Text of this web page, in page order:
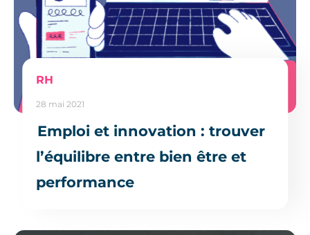
RH
28 mai 2021
Emploi et innovation : trouver
l’équilibre entre bien être et
performance